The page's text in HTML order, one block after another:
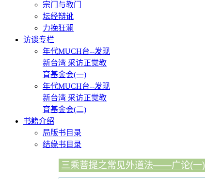
宗门与教门
坛经辩讹
力挽狂澜
访谈专栏
年代MUCH台--发现
新台湾 采访正觉教
育基金会(一)
年代MUCH台--发现
新台湾 采访正觉教
育基金会(二)
书籍介绍
局版书目录
结缘书目录
三乘菩提之常见外道法——广论(一)